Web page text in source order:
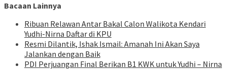
Bacaan Lainnya
Ribuan Relawan Antar Bakal Calon Walikota Kendari
Yudhi-Nirna Daftar di KPU
Resmi Dilantik, Ishak Ismail: Amanah Ini Akan Saya
Jalankan dengan Baik
PDI Perjuangan Final Berikan B1 KWK untuk Yudhi – Nirna